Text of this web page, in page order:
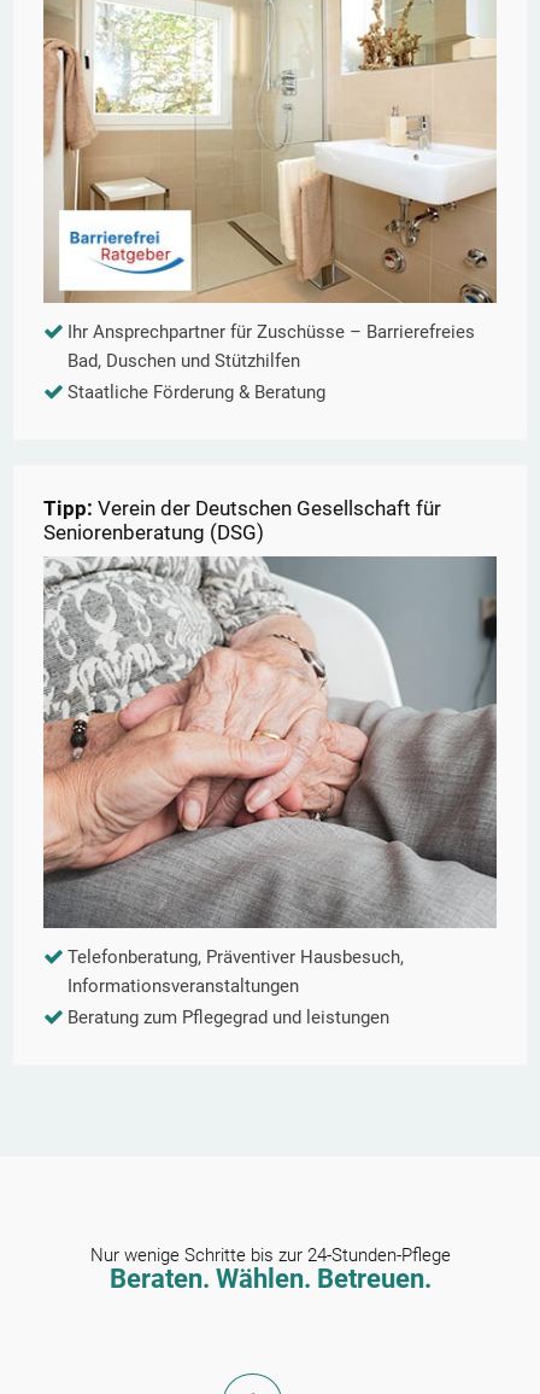
Ihr Ansprechpartner für Zuschüsse – Barrierefreies
Bad, Duschen und Stützhilfen
Staatliche Förderung & Beratung
Tipp: Verein der Deutschen Gesellschaft für
Seniorenberatung (DSG)
Telefonberatung, Präventiver Hausbesuch,
Informationsveranstaltungen
Beratung zum Pflegegrad und leistungen
Nur wenige Schritte bis zur 24-Stunden-Pflege
Beraten. Wählen. Betreuen.